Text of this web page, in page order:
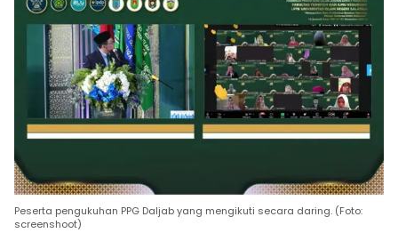
Peserta pengukuhan PPG Daljab yang mengikuti secara daring. (Foto:
screenshoot)